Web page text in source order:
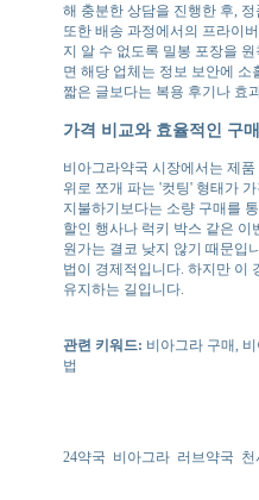
해 충분한 상담을 진행한 후,
또한 배송 과정에서의 프라이
지 알 수 없도록 밀봉 포장을
면 해당 업체는 정보 보안에
짧은 글보다는 복용 후기나 효
가격 비교와 효율적인 구
비아그라약국 시장에서는 제
위로 쪼개 파는 '컷팅' 형태가
지불하기보다는 소량 구매를
할인 행사나 럭키 박스 같은
원가는 결코 낮지 않기 때문입
법이 경제적입니다. 하지만 이
유지하는 길입니다.
관련 키워드: 비아그라 구매,
법
24약국 비아그라 러브약국 천